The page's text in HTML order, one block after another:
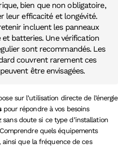
bien que non obligatoire,
leur efficacité et longévité.
incluent les panneaux
batteries. Une vérification
sont recommandés. Les
couvrent rarement ces
être envisagées.
sur l’utilisation directe de l’énergie
pour répondre à vos besoins
doute si ce type d’installation
quels équipements
que la fréquence de ces